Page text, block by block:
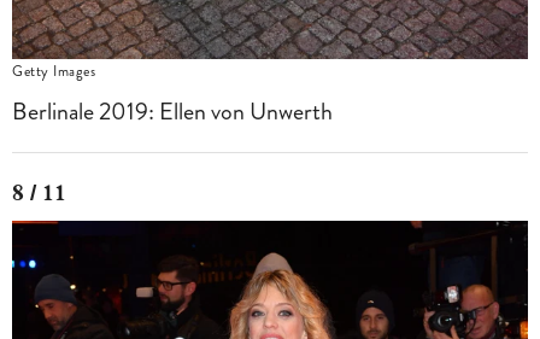
Getty Images
Berlinale 2019: Ellen von Unwerth
8 / 11